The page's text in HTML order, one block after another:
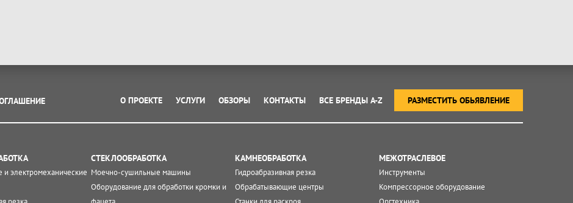
РАЗМЕСТИТЬ ОБЬЯВЛЕНИЕ
О ПРОЕКТЕ УСЛУГИ ОБЗОРЫ КОНТАКТЫ ВСЕ БРЕНДЫ A-Z
и электромеханические
СТЕКЛООБРАБОТКА
Моечно-сушильные машины
Оборудование для обработки кромки и
КАМНЕОБРАБОТКА
Гидроабразивная резка
Обрабатывающие центры
МЕЖОТРАСЛЕВОЕ
Инструменты
Компрессорное оборудование